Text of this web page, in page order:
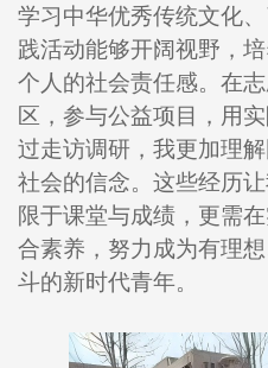
学习中华优秀传统文化
践活动能够开阔视野，
个人的社会责任感。在
区，参与公益项目，用
过走访调研，我更加理
社会的信念。这些经历
限于课堂与成绩，更需
合素养，努力成为有理
斗的新时代青年。